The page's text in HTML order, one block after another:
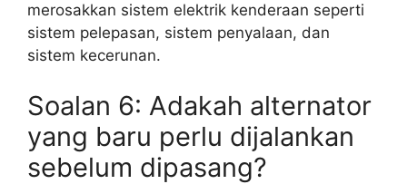
merosakkan sistem elektrik kenderaan seperti
sistem pelepasan, sistem penyalaan, dan
sistem kecerunan.
Soalan 6: Adakah alternator
yang baru perlu dijalankan
sebelum dipasang?